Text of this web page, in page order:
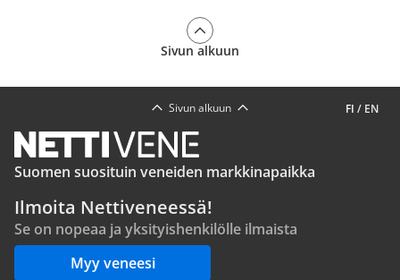
Sivun alkuun
FI / EN
Sivun alkuun
Suomen suosituin veneiden markkinapaikka
Ilmoita Nettiveneessä!
Se on nopeaa ja yksityishenkilölle ilmaista
Myy veneesi